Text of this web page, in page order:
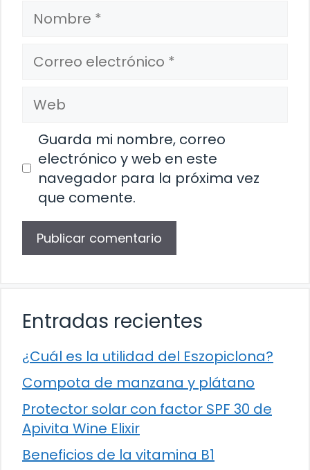
Nombre
Correo
electrónico
Web
Guarda mi nombre, correo
electrónico y web en este
navegador para la próxima vez
que comente.
Entradas recientes
¿Cuál es la utilidad del Eszopiclona?
Compota de manzana y plátano
Protector solar con factor SPF 30 de
Apivita Wine Elixir
Beneficios de la vitamina B1